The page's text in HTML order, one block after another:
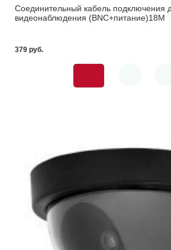
Соединительный кабель подключения
видеонаблюдения (BNC+питание)18М
379 pуб.